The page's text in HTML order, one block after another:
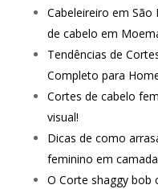
Cabeleireiro em São
de cabelo em
Tendências de
Completo para
Cortes de cabelo
visual!
Dicas de como
feminino em
O Corte shaggy bob